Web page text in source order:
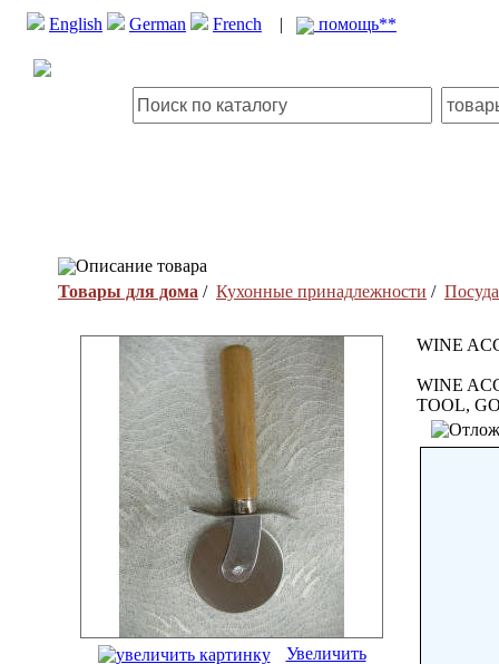
English German French | помощь**
Описание товара
Товары для дома / Кухонные принадлежности /
Увеличить
WINE
WINE
TOOL,